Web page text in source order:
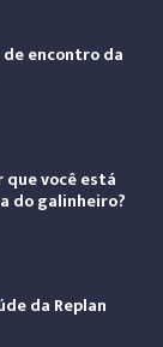
encontro da
que você está
do galinheiro?
da Replan